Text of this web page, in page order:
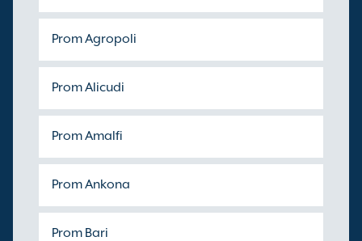
Prom Agropoli
Prom Alicudi
Prom Amalfi
Prom Ankona
Prom Bari